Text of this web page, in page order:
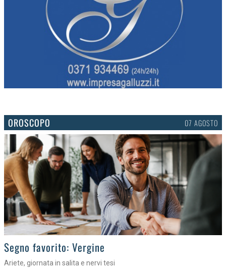
OROSCOPO 07 AGOSTO
>
Segno favorito: Vergine
Ariete, giornata in salita e nervi tesi